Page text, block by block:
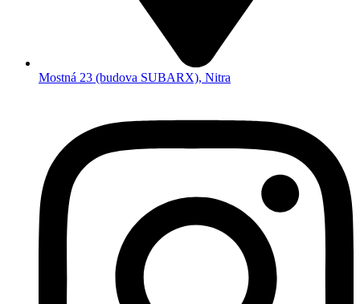
Mostná 23 (budova SUBARX), Nitra